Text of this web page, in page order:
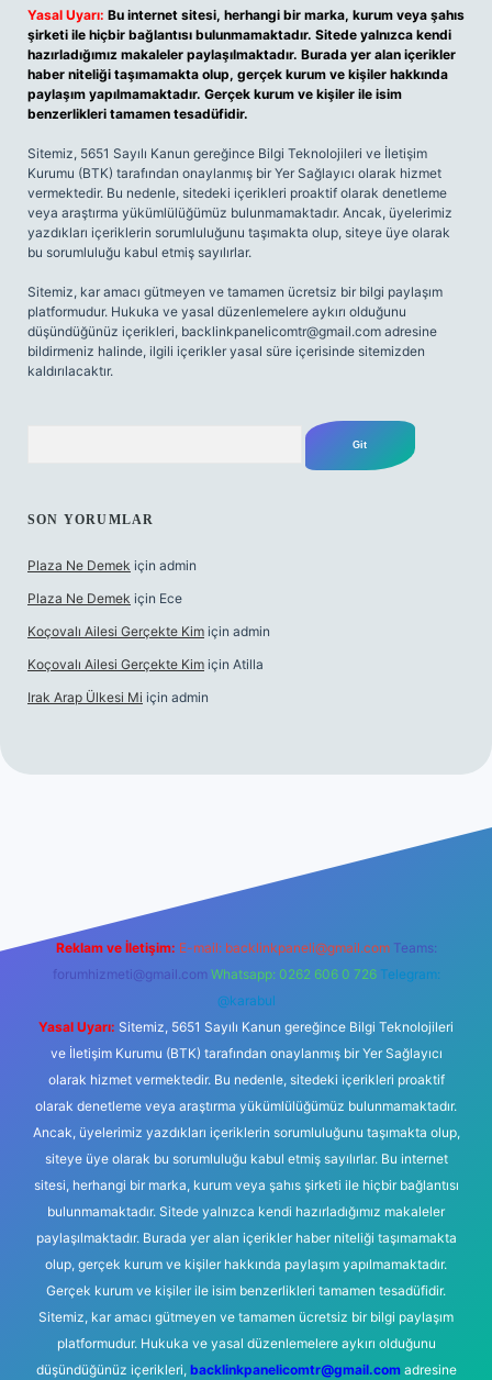
Yasal Uyarı: Bu internet sitesi, herhangi bir marka, kurum veya şahıs
şirketi ile hiçbir bağlantısı bulunmamaktadır. Sitede yalnızca kendi
hazırladığımız makaleler paylaşılmaktadır. Burada yer alan içerikler
haber niteliği taşımamakta olup, gerçek kurum ve kişiler hakkında
paylaşım yapılmamaktadır. Gerçek kurum ve kişiler ile isim
benzerlikleri tamamen tesadüfidir.
Sitemiz, 5651 Sayılı Kanun gereğince Bilgi Teknolojileri ve İletişim
Kurumu (BTK) tarafından onaylanmış bir Yer Sağlayıcı olarak hizmet
vermektedir. Bu nedenle, sitedeki içerikleri proaktif olarak denetleme
veya araştırma yükümlülüğümüz bulunmamaktadır. Ancak, üyelerimiz
yazdıkları içeriklerin sorumluluğunu taşımakta olup, siteye üye olarak
bu sorumluluğu kabul etmiş sayılırlar.
Sitemiz, kar amacı gütmeyen ve tamamen ücretsiz bir bilgi paylaşım
platformudur. Hukuka ve yasal düzenlemelere aykırı olduğunu
düşündüğünüz içerikleri, backlinkpanelicomtr@gmail.com adresine
bildirmeniz halinde, ilgili içerikler yasal süre içerisinde sitemizden
kaldırılacaktır.
SON YORUMLAR
Plaza Ne Demek için admin
Plaza Ne Demek için Ece
Koçovalı Ailesi Gerçekte Kim için admin
Koçovalı Ailesi Gerçekte Kim için Atilla
Irak Arap Ülkesi Mi için admin
Reklam ve İletişim: E-mail: backlinkpaneli@gmail.com Teams:
forumhizmeti@gmail.com Whatsapp: 0262 606 0 726 Telegram:
@karabul
Yasal Uyarı: Sitemiz, 5651 Sayılı Kanun gereğince Bilgi Teknolojileri
ve İletişim Kurumu (BTK) tarafından onaylanmış bir Yer Sağlayıcı
olarak hizmet vermektedir. Bu nedenle, sitedeki içerikleri proaktif
olarak denetleme veya araştırma yükümlülüğümüz bulunmamaktadır.
Ancak, üyelerimiz yazdıkları içeriklerin sorumluluğunu taşımakta olup,
siteye üye olarak bu sorumluluğu kabul etmiş sayılırlar. Bu internet
sitesi, herhangi bir marka, kurum veya şahıs şirketi ile hiçbir bağlantısı
bulunmamaktadır. Sitede yalnızca kendi hazırladığımız makaleler
paylaşılmaktadır. Burada yer alan içerikler haber niteliği taşımamakta
olup, gerçek kurum ve kişiler hakkında paylaşım yapılmamaktadır.
Gerçek kurum ve kişiler ile isim benzerlikleri tamamen tesadüfidir.
Sitemiz, kar amacı gütmeyen ve tamamen ücretsiz bir bilgi paylaşım
platformudur. Hukuka ve yasal düzenlemelere aykırı olduğunu
düşündüğünüz içerikleri, backlinkpanelicomtr@gmail.comadresine